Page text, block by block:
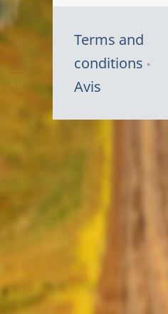
Terms and
conditions
Avis